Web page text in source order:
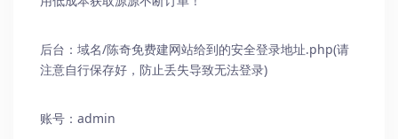
后台：域名/陈奇免费建网站给到的安全登录地址.php(请
注意自行保存好，防止丢失导致无法登录)
账号：admin